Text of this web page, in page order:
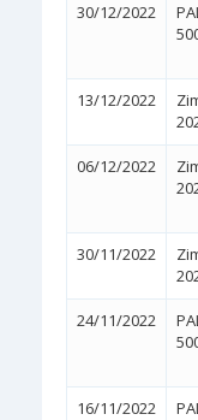
30/12/2022
13/12/2022
06/12/2022
30/11/2022
24/11/2022
16/11/2022